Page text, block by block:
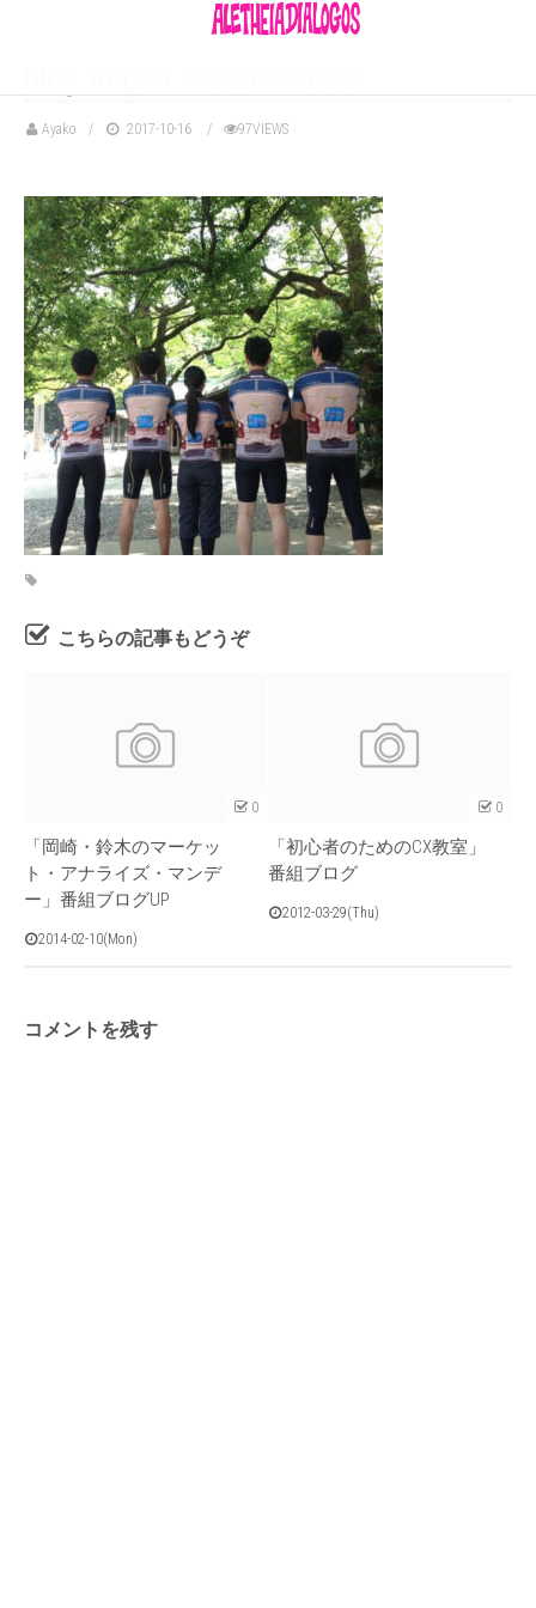
Ayako 2017-10-16 97VIEWS
こちらの記事もどうぞ
0
「岡崎・鈴木のマーケッ
ト・アナライズ・マンデ
ー」番組ブログUP
2014-02-10(Mon)
0
「初心者のためのCX教室」
番組ブログ
2012-03-29(Thu)
コメントを残す